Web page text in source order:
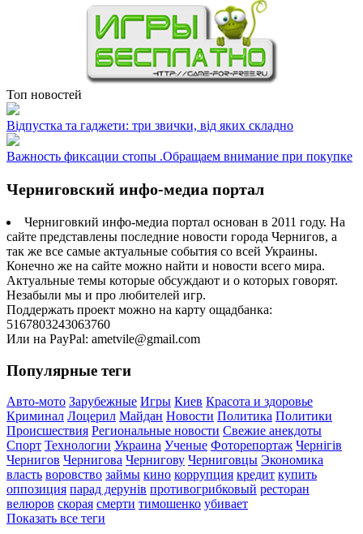
Топ новостей
Відпустка та гаджети: три звички, від яких складно
Важность фиксации стопы .Обращаем внимание при покупке
Черниговский инфо-медиа портал
Черниговкий инфо-медиа портал основан в 2011 году. На
сайте представлены последние новости города Чернигов, а
так же все самые актуальные события со всей Украины.
Конечно же на сайте можно найти и новости всего мира.
Актуальные темы которые обсуждают и о которых говорят.
Незабыли мы и про любителей игр.
Поддержать проект можно на карту ощадбанка:
5167803243063760
Или на PayPal: ametvile@gmail.com
Популярные теги
Авто-мото Зарубежные Игры Киев Красота и здоровье
Криминал Лоцерил Майдан Новости Политика Политики
Происшествия Региональные новости Свежие анекдоты
Спорт Технологии Украина Ученые Фоторепортаж Чернігів
Чернигов Чернигова Чернигову Черниговцы Экономика
власть воровство займы кино коррупция кредит купить
оппозиция парад дерунів противогрибковый ресторан
велюров скорая смерти тимошенко убивает
Показать все теги